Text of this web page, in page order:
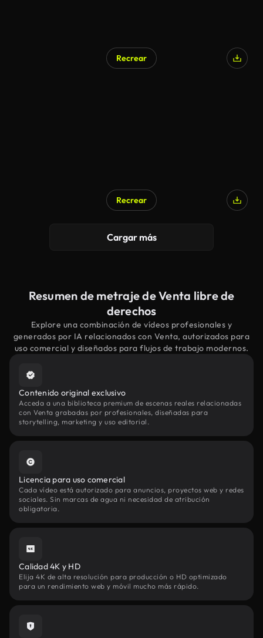
Recrear
Recrear
Cargar más
Resumen de metraje de Venta libre de
derechos
Explore una combinación de vídeos profesionales y
generados por IA relacionados con Venta, autorizados para
uso comercial y diseñados para flujos de trabajo modernos.
Contenido original exclusivo
Acceda a una biblioteca premium de escenas reales relacionadas
con Venta grabadas por profesionales, diseñadas para
storytelling, marketing y uso editorial.
Licencia para uso comercial
Cada vídeo está autorizado para anuncios, proyectos web y redes
sociales. Sin marcas de agua ni necesidad de atribución
obligatoria.
Calidad 4K y HD
Elija 4K de alta resolución para producción o HD optimizado
para un rendimiento web y móvil mucho más rápido.